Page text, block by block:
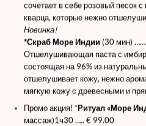
сочетает в себе розовый песок
кварца, которые нежно
Новинка!
*Скраб Море Индии (30 мин)
Отшелушивающая паста с
состоящая на 96% из
отшелушивает кожу, нежно
мягкую кожу с древесными и
Промо акция!*Ритуал «Море
массаж)1ч30 ….. € 99.00